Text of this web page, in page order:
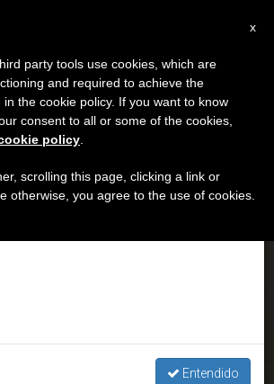
Tagged
Dogmática’
tres obispos auxiliares en la
×
al 7 de agosto haremos la pausa
que en el periodo de verano
informaciones y también el
Entendido
x
party tools use cookies, which are
and required to achieve the
the cookie policy. If you want to know
consent to all or some of the cookies,
policy
scrolling this page, clicking a link or
otherwise, you agree to the use of cookies.